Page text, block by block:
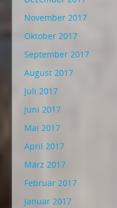
November 2017
Oktober 2017
September 2017
August 2017
Juli 2017
Juni 2017
Mai 2017
April 2017
März 2017
Februar 2017
Januar 2017